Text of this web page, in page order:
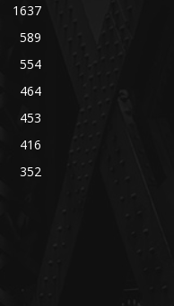
1637
589
554
464
453
416
352